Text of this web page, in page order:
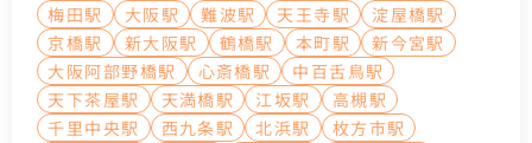
梅田駅 大阪駅 難波駅 天王寺駅
淀屋橋駅
京橋駅
新大阪駅 鶴橋駅 本町駅
新今宮駅
大阪阿部野橋駅
心斎橋駅
中百舌鳥駅
天下茶屋駅
天満橋駅 江坂駅
高槻駅
千里中央駅
西九条駅 北浜駅
枚方市駅